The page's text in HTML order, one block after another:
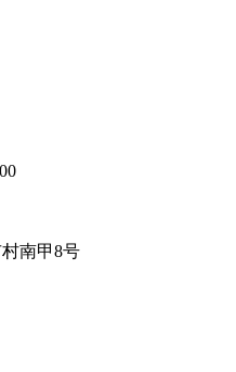
南甲8号